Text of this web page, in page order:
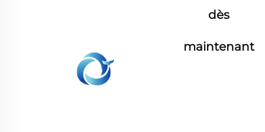
dès
maintenant